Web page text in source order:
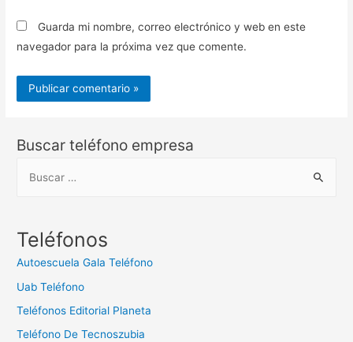
Guarda mi nombre, correo electrónico y web en este
navegador para la próxima vez que comente.
Buscar teléfono empresa
c
:
Teléfonos
Autoescuela Gala Teléfono
Uab Teléfono
Teléfonos Editorial Planeta
Teléfono De Tecnoszubia